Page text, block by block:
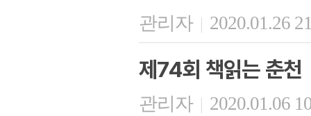
관리자 | 2020.01.26
제74회 책읽는 춘천
관리자 | 2020.01.06